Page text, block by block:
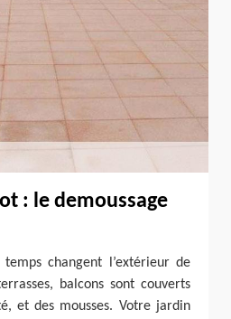
: le demoussage
changent l’extérieur de
balcons sont couverts
et des mousses. Votre jardin